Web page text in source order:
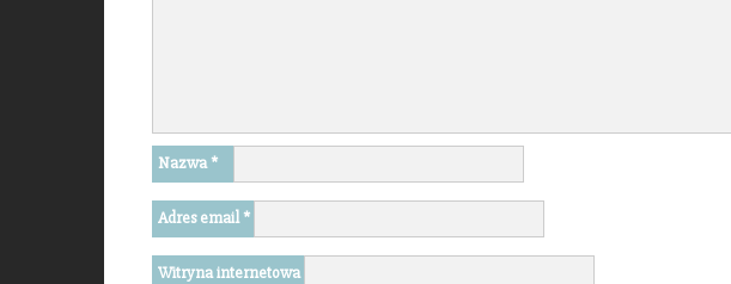
Nazwa*
Adres email*
Witryna internetowa